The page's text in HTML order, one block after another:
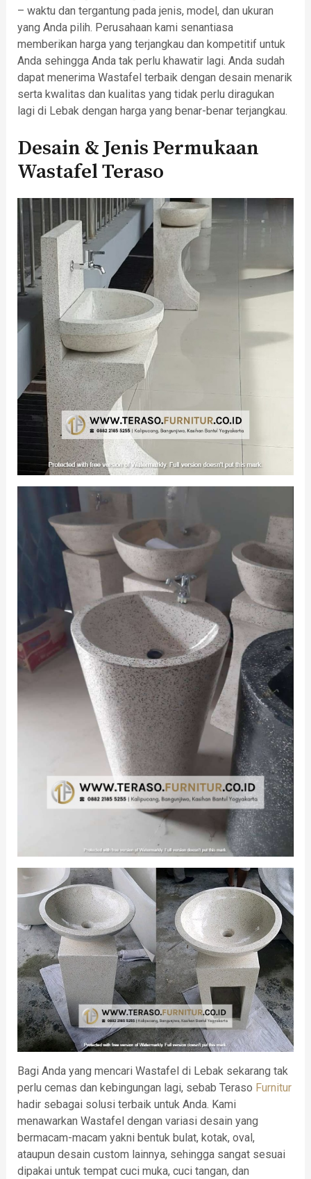
– waktu dan tergantung pada jenis, model, dan ukuran
yang Anda pilih. Perusahaan kami senantiasa
memberikan harga yang terjangkau dan kompetitif untuk
Anda sehingga Anda tak perlu khawatir lagi. Anda sudah
dapat menerima Wastafel terbaik dengan desain menarik
serta kwalitas dan kualitas yang tidak perlu diragukan
lagi di Lebak dengan harga yang benar-benar terjangkau.
Desain & Jenis Permukaan
Wastafel Teraso
Bagi Anda yang mencari Wastafel di Lebak sekarang tak
perlu cemas dan kebingungan lagi, sebab Teraso Furnitur
hadir sebagai solusi terbaik untuk Anda. Kami
menawarkan Wastafel dengan variasi desain yang
bermacam-macam yakni bentuk bulat, kotak, oval,
ataupun desain custom lainnya, sehingga sangat sesuai
dipakai untuk tempat cuci muka, cuci tangan, dan